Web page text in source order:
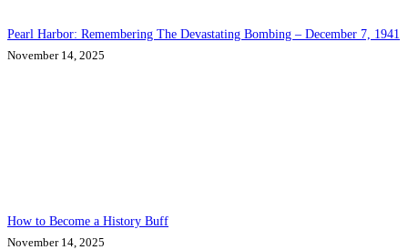
Pearl Harbor: Remembering The Devastating Bombing – December 7, 1941
November 14, 2025
How to Become a History Buff
November 14, 2025